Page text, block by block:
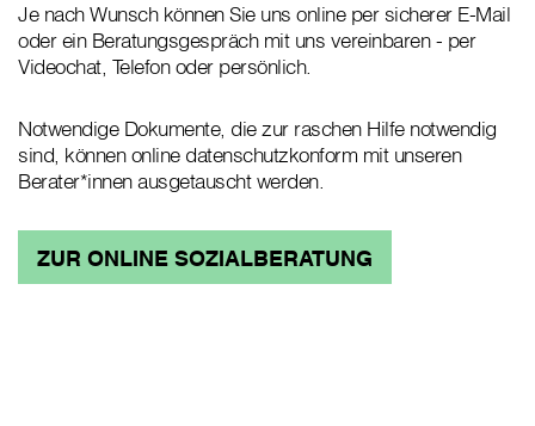
Je nach Wunsch können Sie uns online per sicherer E-Mail
oder ein Beratungsgespräch mit uns vereinbaren - per
Videochat, Telefon oder persönlich.
Notwendige Dokumente, die zur raschen Hilfe notwendig
sind, können online datenschutzkonform mit unseren
Berater*innen ausgetauscht werden.
ZUR ONLINE SOZIALBERATUNG